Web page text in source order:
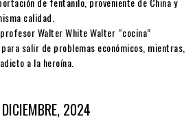
calidad.
Walter White Walter “cocina”
salir de problemas económicos, mientras,
a la heroína.
2024